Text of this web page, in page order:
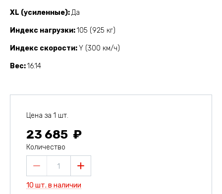
XL (усиленные) Да
Индекс нагрузки 105 (925 кг)
Индекс скорости Y (300 км/ч)
Вес 16.14
Цена за 1 шт.
23 685
Количество
1
10 шт. в наличии